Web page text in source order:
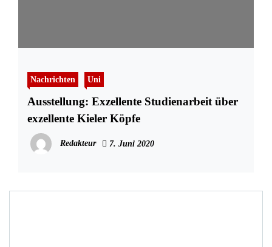
Nachrichten Uni
Ausstellung: Exzellente Studienarbeit über
exzellente Kieler Köpfe
Redakteur 7. Juni 2020